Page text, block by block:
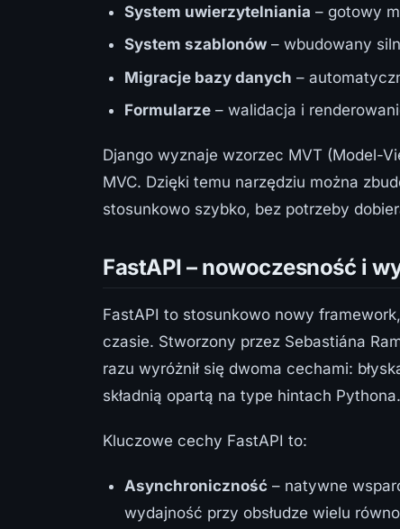
System uwierzytelniania – gotowy
System szablonów – wbudowany
Migracje bazy danych –
Formularze – walidacja i
Django wyznaje wzorzec MVT (Model-
MVC. Dzięki temu narzędziu można
stosunkowo szybko, bez potrzeby
FastAPI – nowoczesność i
FastAPI to stosunkowo nowy
czasie. Stworzony przez Sebastiána
razu wyróżnił się dwoma cechami:
składnią opartą na type hintach Pythona.
Kluczowe cechy FastAPI to:
Asynchroniczność – natywne
wydajność przy obsłudze wielu